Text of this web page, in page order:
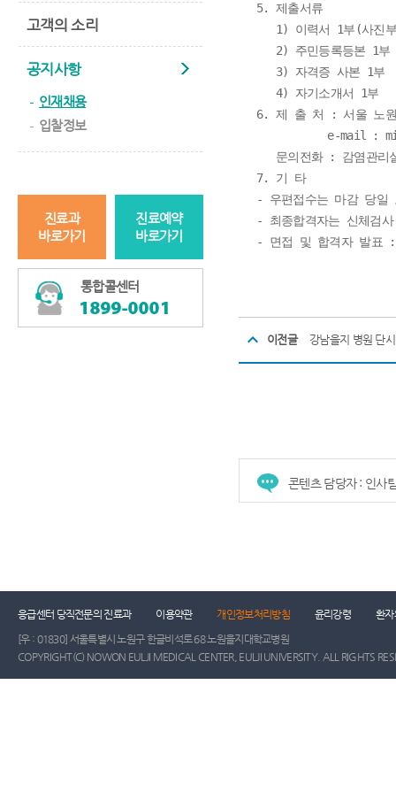
고객의 소리
공지사항
인재채용
입찰정보
진료과
바로가기
진료예약
바로가기
통합콜센터
5. 제출서류
1) 이력서 1부(사진
   2) 주민등록등본 1부
   3) 자격증 사본 1부
   4) 자기소개서 1부
6. 제 출 처 : 서울 노원
e-mail :
문의전화 : 감염관
7. 기 타
- 우편접수는 마감 당일
- 최종합격자는 신체검
이전글 강남을지 병원 단
콘텐츠 담당자 : 인사
응급센터 당직전문의 진료과 이용약관 개인정보처리방침 윤리강령
환자
[우 : 01830] 서울특별시 노원구 한글비석로 68 노원을지대학교병원
COPYRIGHT(C) NOWON EULJI MEDICAL CENTER, EULJI UNIVERSITY. ALL RIGHTS